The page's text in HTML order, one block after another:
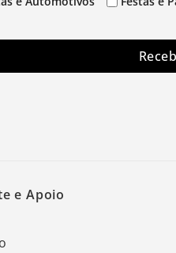
e Apoio